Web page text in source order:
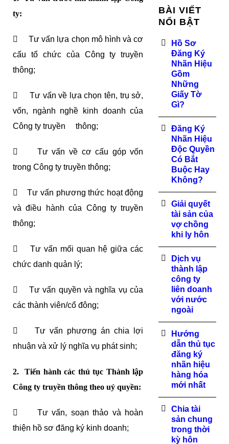
ty:
 Tư vấn lựa chọn mô hình và cơ
cấu tổ chức của Công ty truyền
thông;
 Tư vấn về lựa chọn tên, trụ sở,
vốn, ngành nghề kinh doanh của
Công ty truyền thông;
 Tư vấn về cơ cấu góp vốn
trong Công ty truyền thông;
 Tư vấn phương thức hoạt động
và điều hành của Công ty truyền
thông;
 Tư vấn mối quan hệ giữa các
chức danh quản lý;
 Tư vấn quyền và nghĩa vụ của
các thành viên/cổ đông;
 Tư vấn phương án chia lợi
nhuận và xử lý nghĩa vụ phát sinh;
2. Tiến hành các thủ tục Thành lập
Công ty truyền thông theo uỷ quyền:
 Tư vấn, soạn thảo và hoàn
thiện hồ sơ đăng ký kinh doanh;
BÀI VIẾT
NỔI BẬT
Hồ Sơ
Đăng Ký
Nhãn Hiệu
Gồm
Những
Giấy Tờ
Gì?
Đăng Ký
Nhãn Hiệu
Độc Quyền
Có Bắt
Buộc Hay
Không?
Giải quyết
tài sản của
vợ chồng
khi ly hôn
Dịch vụ
thành lập
công ty
liên doanh
với nước
ngoài
Hướng
dẫn thủ tục
đăng ký
nhãn hiệu
hàng hóa
mới nhất
Chia tài
sản chung
trong thời
kỳ hôn